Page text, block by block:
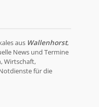
aus Wallenhorst,
News und Termine
Wirtschaft,
für die